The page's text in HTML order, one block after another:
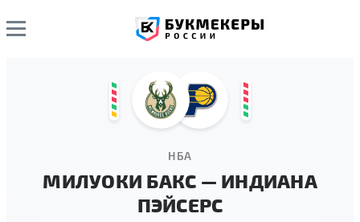
НБА
МИЛУОКИ БАКС — ИНДИАНА
ПЭЙСЕРС